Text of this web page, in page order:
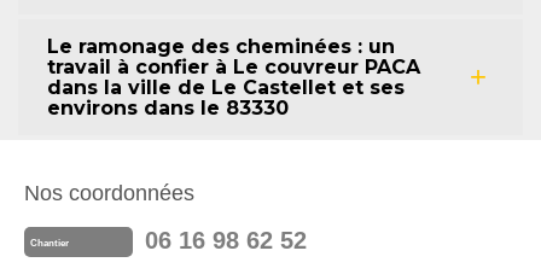
Le ramonage des cheminées : un
travail à confier à Le couvreur PACA
dans la ville de Le Castellet et ses
environs dans le 83330
Nos coordonnées
Chantier 06 16 98 62 52